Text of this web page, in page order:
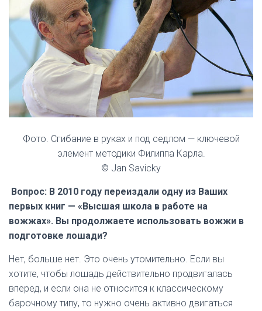
Фото. Сгибание в руках и под седлом — ключевой
элемент методики Филиппа Карла.
© Jan Savicky
Вопрос: В 2010 году переиздали одну из Ваших
первых книг — «Высшая школа в работе на
вожжах». Вы продолжаете использовать вожжи в
подготовке лошади?
Нет, больше нет. Это очень утомительно. Если вы
хотите, чтобы лошадь действительно продвигалась
вперед, и если она не относится к классическому
барочному типу, то нужно очень активно двигаться